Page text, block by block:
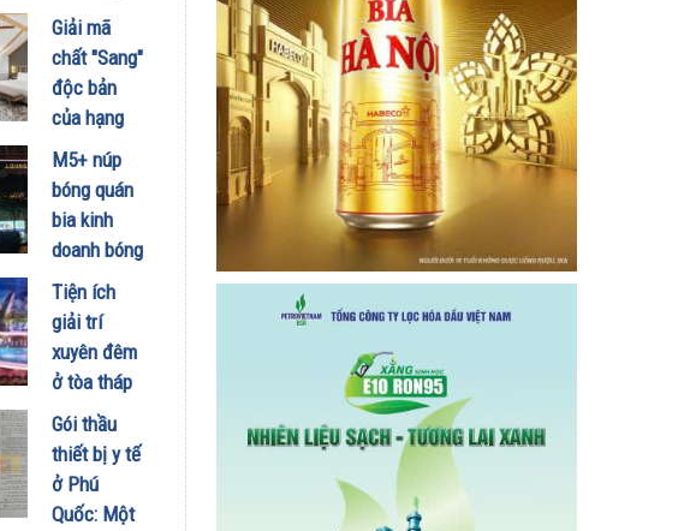
tuyển sinh
năm học
2024 -
2025
Giải mã
chất "Sang"
độc bản
của hạng
phòng tại
Golden
Boutique
Hotel
M5+ núp
bóng quán
bia kinh
doanh bóng
cười cho
khách hàng
25/02/2022
Tiện ích
giải trí
xuyên đêm
ở tòa tháp
tại
Flamingo
Hải Tiến
25/02/2022
Gói thầu
thiết bị y tế
ở Phú
Quốc: Một